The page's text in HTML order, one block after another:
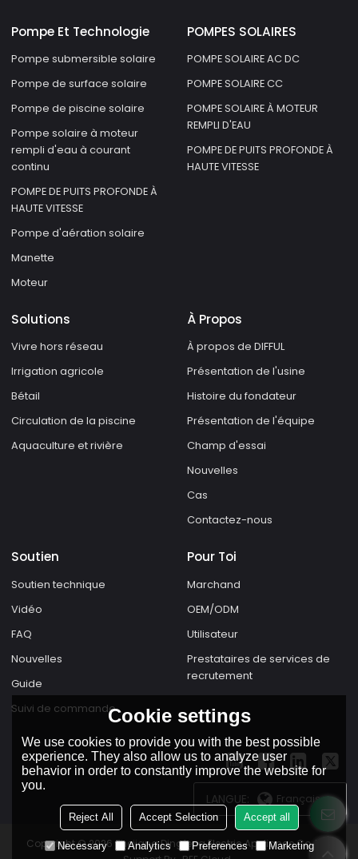
Pompe Et Technologie
Pompe submersible solaire
Pompe de surface solaire
Pompe de piscine solaire
Pompe solaire à moteur
rempli d'eau à courant
continu
POMPE DE PUITS PROFONDE À
HAUTE VITESSE
Pompe d'aération solaire
Manette
Moteur
POMPES SOLAIRES
POMPE SOLAIRE AC DC
POMPE SOLAIRE CC
POMPE SOLAIRE À MOTEUR
REMPLI D'EAU
POMPE DE PUITS PROFONDE À
HAUTE VITESSE
Solutions
Vivre hors réseau
Irrigation agricole
Bétail
Circulation de la piscine
Aquaculture et rivière
À Propos
À propos de DIFFUL
Présentation de l'usine
Histoire du fondateur
Présentation de l'équipe
Champ d'essai
Nouvelles
Cas
Contactez-nous
Soutien
Soutien technique
Vidéo
FAQ
Nouvelles
Guide
Suivi de commande
Pour Toi
Marchand
OEM/ODM
Utilisateur
Prestataires de services de
recrutement
LANGUE: Français
Copyright © 2026 Zhejiang Dingfeng Electric Appliance Co.,Ltd.
Cookie settings
We use cookies to provide you with the best possible
experience. They also allow us to analyze user
behavior in order to constantly improve the website for
you.
Reject All Accept Selection Accept all
Necessary Analytics Preferences Marketing